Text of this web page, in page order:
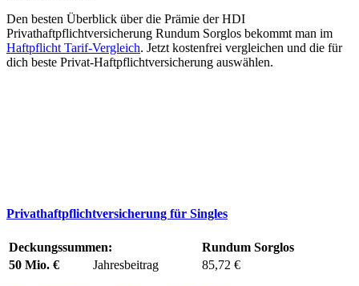
Den besten Überblick über die Prämie der HDI
Privathaftpflichtversicherung Rundum Sorglos bekommt man im
Haftpflicht Tarif-Vergleich. Jetzt kostenfrei vergleichen und die für
dich beste Privat-Haftpflichtversicherung auswählen.
Privathaftpflichtversicherung für Singles
Deckungssummen:
Rundum Sorglos
50 Mio. €
Jahresbeitrag 85,72 €